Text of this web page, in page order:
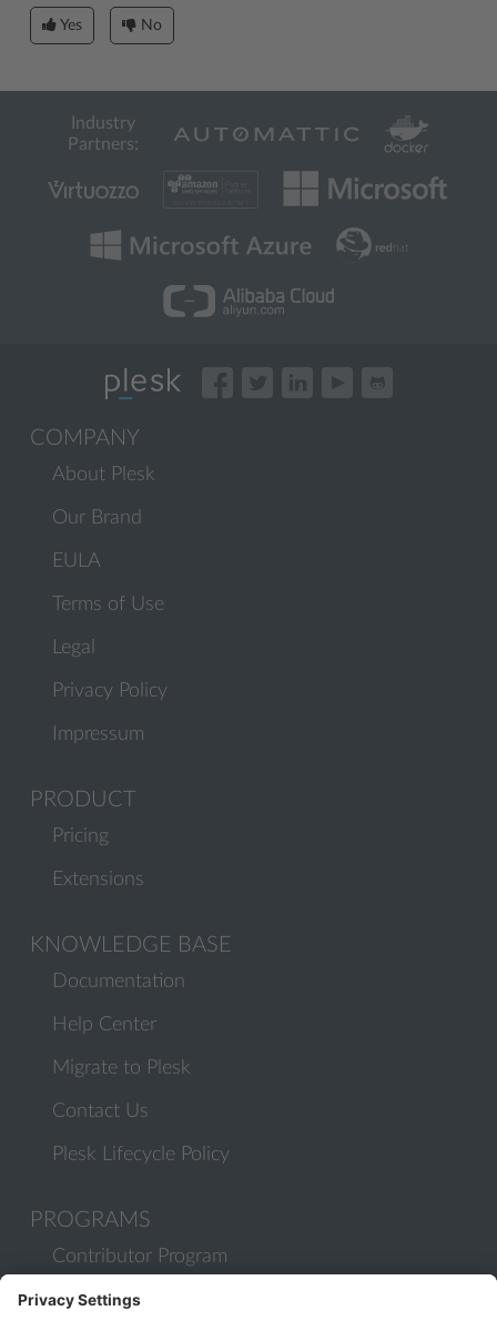
Yes No
Industry
Partners:
COMPANY
About Plesk
Our Brand
EULA
Terms of Use
Legal
Privacy Policy
Impressum
PRODUCT
Pricing
Extensions
KNOWLEDGE BASE
Documentation
Help Center
Migrate to Plesk
Contact Us
Plesk Lifecycle Policy
PROGRAMS
Contributor Program
Partner Program